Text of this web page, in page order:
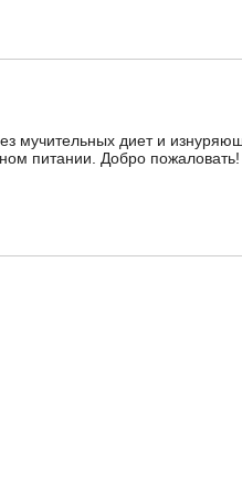
мучительных диет и
питании. Добро пожаловать!